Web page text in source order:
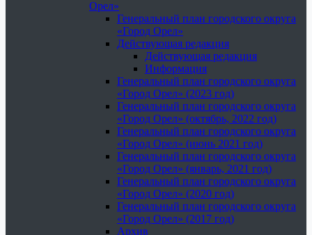
Орел»
Генеральный план городского округа
«Город Орел»
Действующая редакция
Действующая редакция
Информация
Генеральный план городского округа
«Город Орел» (2023 год)
Генеральный план городского округа
«Город Орел» (октябрь, 2022 год)
Генеральный план городского округа
«Город Орел» (июнь 2021 год)
Генеральный план городского округа
«Город Орел» (январь, 2021 год)
Генеральный план городского округа
«Город Орел» (2020 год)
Генеральный план городского округа
«Город Орел» (2017 год)
Архив